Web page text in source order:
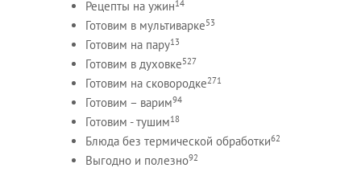
Рецепты на ужин14
Готовим в мультиварке53
Готовим на пару13
Готовим в духовке527
Готовим на сковородке271
Готовим – варим94
Готовим - тушим18
Блюда без термической обработки62
Выгодно и полезно92